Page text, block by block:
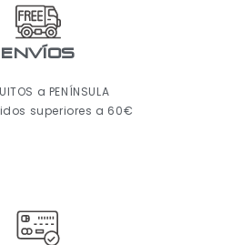
ENVÍOS
a PENÍNSULA
superiores a 60€